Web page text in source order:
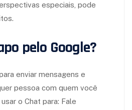
especiais, pode
pelo Google?
enviar mensagens e
pessoa com quem você
o Chat para: Fale